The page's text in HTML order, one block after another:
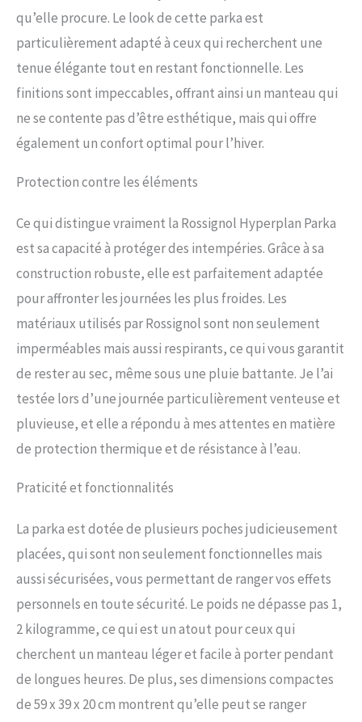
qu’elle procure. Le look de cette parka est
particulièrement adapté à ceux qui recherchent une
tenue élégante tout en restant fonctionnelle. Les
finitions sont impeccables, offrant ainsi un manteau qui
ne se contente pas d’être esthétique, mais qui offre
également un confort optimal pour l’hiver.
Protection contre les éléments
Ce qui distingue vraiment la Rossignol Hyperplan Parka
est sa capacité à protéger des intempéries. Grâce à sa
construction robuste, elle est parfaitement adaptée
pour affronter les journées les plus froides. Les
matériaux utilisés par Rossignol sont non seulement
imperméables mais aussi respirants, ce qui vous garantit
de rester au sec, même sous une pluie battante. Je l’ai
testée lors d’une journée particulièrement venteuse et
pluvieuse, et elle a répondu à mes attentes en matière
de protection thermique et de résistance à l’eau.
Praticité et fonctionnalités
La parka est dotée de plusieurs poches judicieusement
placées, qui sont non seulement fonctionnelles mais
aussi sécurisées, vous permettant de ranger vos effets
personnels en toute sécurité. Le poids ne dépasse pas 1,
2 kilogramme, ce qui est un atout pour ceux qui
cherchent un manteau léger et facile à porter pendant
de longues heures. De plus, ses dimensions compactes
de 59 x 39 x 20 cm montrent qu’elle peut se ranger